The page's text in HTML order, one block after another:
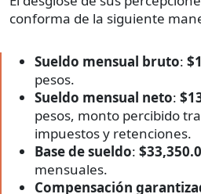
conforma de la siguiente
Sueldo mensual bruto:
pesos.
Sueldo mensual neto:
pesos, monto percibido
impuestos y retenciones.
Base de sueldo:
mensuales.
Compensación